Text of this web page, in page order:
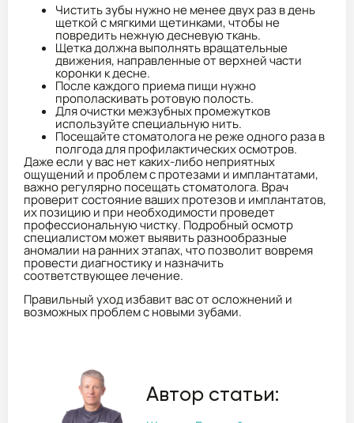
Чистить зубы нужно не менее двух раз в день
щеткой с мягкими щетинками, чтобы не
повредить нежную десневую ткань.
Щетка должна выполнять вращательные
движения, направленные от верхней части
коронки к десне.
После каждого приема пищи нужно
прополаскивать ротовую полость.
Для очистки межзубных промежутков
используйте специальную нить.
Посещайте стоматолога не реже одного раза в
полгода для профилактических осмотров.
Даже если у вас нет каких-либо неприятных
ощущений и проблем с протезами и имплантатами,
важно регулярно посещать стоматолога. Врач
проверит состояние ваших протезов и имплантатов,
их позицию и при необходимости проведет
профессиональную чистку. Подробный осмотр
специалистом может выявить разнообразные
аномалии на ранних этапах, что позволит вовремя
провести диагностику и назначить
соответствующее лечение.
Правильный уход избавит вас от осложнений и
возможных проблем с новыми зубами.
Автор статьи: